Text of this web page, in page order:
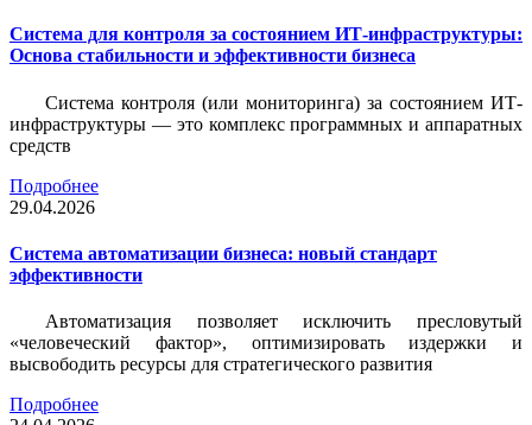
Система для контроля за состоянием ИТ-инфраструктуры:
Основа стабильности и эффективности бизнеса
Система контроля (или мониторинга) за состоянием ИТ-
инфраструктуры — это комплекс программных и аппаратных
средств
Подробнее
29.04.2026
Система автоматизации бизнеса: новый стандарт
эффективности
Автоматизация позволяет исключить пресловутый
«человеческий фактор», оптимизировать издержки и
высвободить ресурсы для стратегического развития
Подробнее